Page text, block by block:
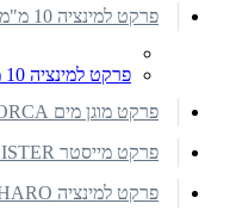
פרקט למינציה 10 מ"מ
פרקט למינציה 10 מ"מ אלטיטיוד פלוס
פרקט מוגן מים Organic ORCA
פרקט מייסטר MEISTER
פרקט למינציה HARO